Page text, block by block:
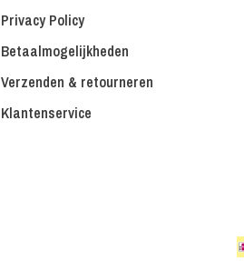
Privacy Policy
Betaalmogelijkheden
Verzenden & retourneren
Klantenservice